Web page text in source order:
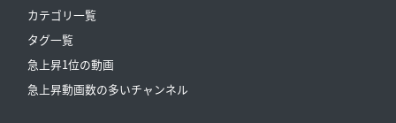
カテゴリ一覧
タグ一覧
急上昇1位の動画
急上昇動画数の多いチャンネル